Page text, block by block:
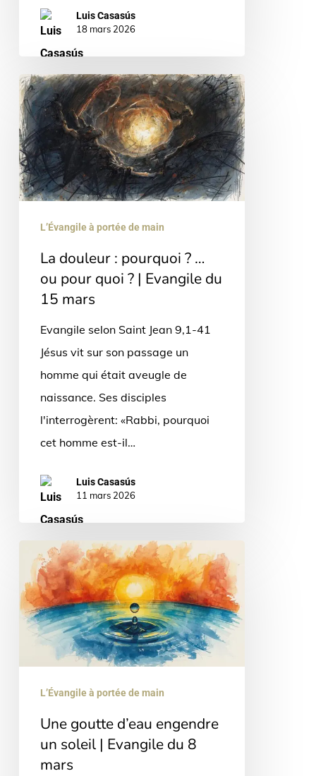
Luis Casasús
18 mars 2026
La
douleur
:
pourquoi
?
…
Evangile
mars
L’Évangile à portée de main
La douleur : pourquoi ? …
ou pour quoi ? | Evangile du
15 mars
Evangile selon Saint Jean 9,1-41
Jésus vit sur son passage un
homme qui était aveugle de
naissance. Ses disciples
l'interrogèrent: «Rabbi, pourquoi
cet homme est-il…
Luis Casasús
11 mars 2026
Une
goutte
d’eau
engendre
soleil
L’Évangile à portée de main
Une goutte d’eau engendre
un soleil | Evangile du 8
mars